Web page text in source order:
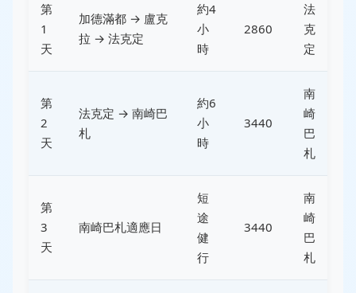
第
1
天
加德滿都 → 盧克
拉 → 法克定
約4
小
時
2860
法
克
定
第
2
天
法克定 → 南崎巴
札
約6
小
時
3440
南
崎
巴
札
第
3
天
南崎巴札適應日
短
途
健
行
3440
南
崎
巴
札